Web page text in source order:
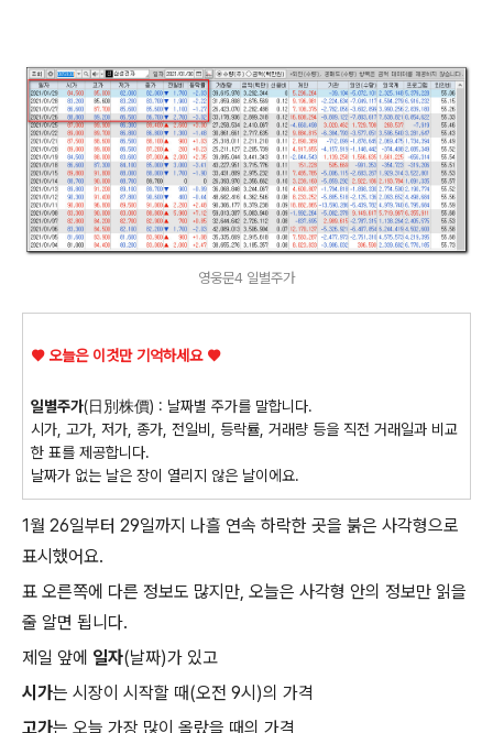
영웅문4 일별주가
♥ 오늘은 이것만 기억하세요 ♥
일별주가(日別株價) : 날짜별 주가를 말합니다.
시가, 고가, 저가, 종가, 전일비, 등락률, 거래량 등을 직전 거래일과 비교
한 표를 제공합니다.
날짜가 없는 날은 장이 열리지 않은 날이에요.
1월 26일부터 29일까지 나흘 연속 하락한 곳을 붉은 사각형으로
표시했어요.
표 오른쪽에 다른 정보도 많지만, 오늘은 사각형 안의 정보만 읽을
줄 알면 됩니다.
제일 앞에 일자(날짜)가 있고
시가는 시장이 시작할 때(오전 9시)의 가격
고가는 오늘 가장 많이 올랐을 때의 가격